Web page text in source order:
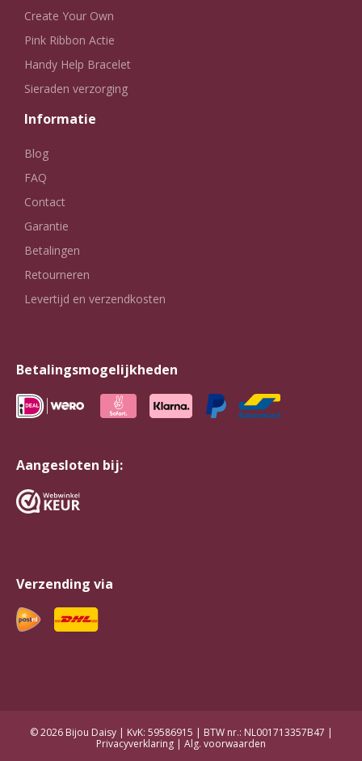
Create Your Own
Pink Ribbon Actie
Handy Help Bracelet
Sieraden verzorging
Informatie
Blog
FAQ
Contact
Garantie
Betalingen
Retourneren
Levertijd en verzendkosten
Betalingsmogelijkheden
Aangesloten bij:
Verzending via
© 2026 Bijou Daisy | KvK: 59586915 | BTW nr.: NL001713357B47 |
Privacyverklaring | Alg. voorwaarden